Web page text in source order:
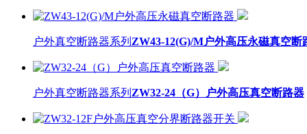
户外真空断路器系列 ZW43-12(G)/M户外高压永磁真空断
户外真空断路器系列 ZW32-24（G）户外高压真空断路器